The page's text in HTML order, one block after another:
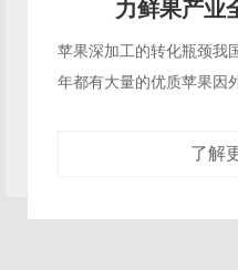
传统果汁生产的能耗短板
生产线，需要消耗大量蒸
热、冷却，不仅能耗居高